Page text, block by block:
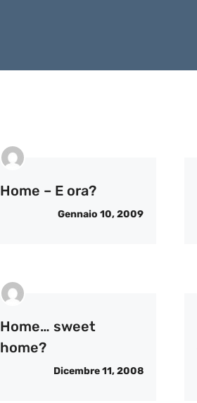
Home – E ora?
Gennaio 10, 2009
Home… sweet
home?
Dicembre 11, 2008